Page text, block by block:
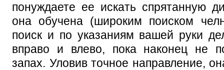
понуждаете ее искать спрятанную
она обучена (широким поиском
поиск и по указаниям вашей руки
вправо и влево, пока наконец не
запах. Уловив точное направление,